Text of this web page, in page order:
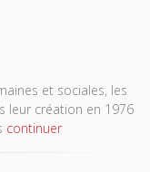
et sociales, les
leur création en 1976
continuer